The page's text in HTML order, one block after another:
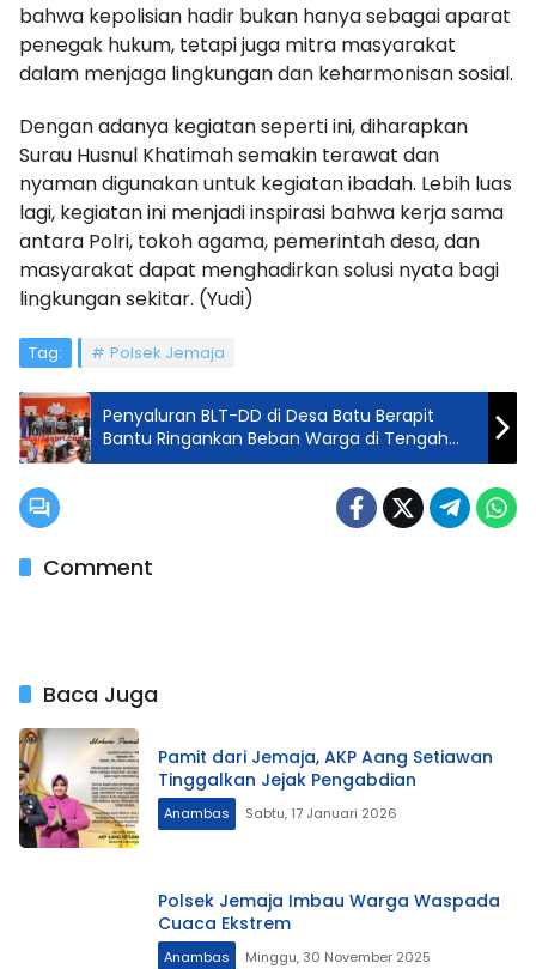
bahwa kepolisian hadir bukan hanya sebagai aparat
penegak hukum, tetapi juga mitra masyarakat
dalam menjaga lingkungan dan keharmonisan sosial.
Dengan adanya kegiatan seperti ini, diharapkan
Surau Husnul Khatimah semakin terawat dan
nyaman digunakan untuk kegiatan ibadah. Lebih luas
lagi, kegiatan ini menjadi inspirasi bahwa kerja sama
antara Polri, tokoh agama, pemerintah desa, dan
masyarakat dapat menghadirkan solusi nyata bagi
lingkungan sekitar. (Yudi)
Tag: Polsek Jemaja
Penyaluran BLT-DD di Desa Batu Berapit
Bantu Ringankan Beban Warga di Tengah
Fluktuasi Harga Kebutuhan
Comment
Baca Juga
Pamit dari Jemaja, AKP Aang Setiawan
Tinggalkan Jejak Pengabdian
Anambas Sabtu, 17 Januari 2026
Polsek Jemaja Imbau Warga Waspada
Cuaca Ekstrem
Anambas Minggu, 30 November 2025